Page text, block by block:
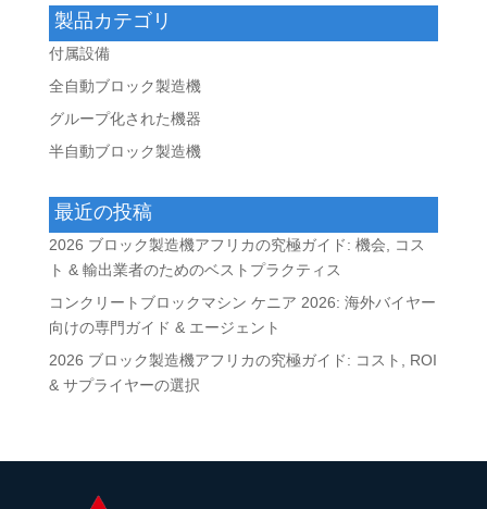
製品カテゴリ
付属設備
全自動ブロック製造機
グループ化された機器
半自動ブロック製造機
最近の投稿
2026 ブロック製造機アフリカの究極ガイド: 機会, コス
ト & 輸出業者のためのベストプラクティス
コンクリートブロックマシン ケニア 2026: 海外バイヤー
向けの専門ガイド & エージェント
2026 ブロック製造機アフリカの究極ガイド: コスト, ROI
& サプライヤーの選択